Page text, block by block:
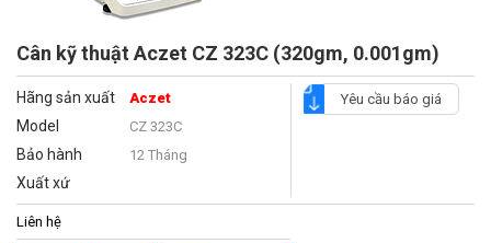
Cân kỹ thuật Aczet CZ 323C (320gm, 0.001gm)
Hãng sản xuất Aczet
Model CZ 323C
Bảo hành 12 Tháng
Xuất xứ
Yêu cầu báo giá
Liên hệ